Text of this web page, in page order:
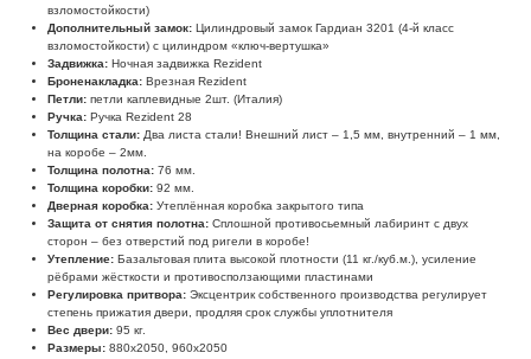
взломостойкости)
Дополнительный замок: Цилиндровый замок Гардиан 3201 (4-й класс
взломостойкости) с цилиндром «ключ-вертушка»
Задвижка: Ночная задвижка Rezident
Броненакладка: Врезная Rezident
Петли: петли каплевидные 2шт. (Италия)
Ручка: Ручка Rezident 28
Толщина стали: Два листа стали! Внешний лист – 1,5 мм, внутренний – 1 мм,
на коробе – 2мм.
Толщина полотна: 76 мм.
Толщина коробки: 92 мм.
Дверная коробка: Утеплённая коробка закрытого типа
Защита от снятия полотна: Сплошной противосьемный лабиринт с двух
сторон – без отверстий под ригели в коробе!
Утепление: Базальтовая плита высокой плотности (11 кг./куб.м.), усиление
рёбрами жёсткости и противосползающими пластинами
Регулировка притвора: Эксцентрик собственного производства регулирует
степень прижатия двери, продляя срок службы уплотнителя
Вес двери: 95 кг.
Размеры: 880х2050, 960х2050